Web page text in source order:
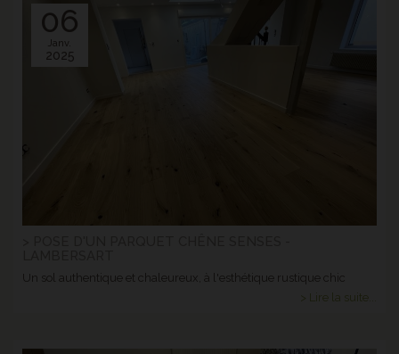
06
Janv.
2025
Un sol authentique et chaleureux, à l'esthétique rustique chic
> Lire la suite...